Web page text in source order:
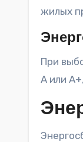
жилых
При
A или